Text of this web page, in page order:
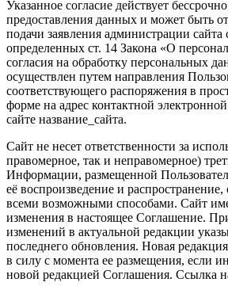
Указанное согласие действует
предоставления данных и может быть
подачи заявления администрации
определенных ст. 14 Закона «О
согласия на обработку персональных
осуществлен путем направления
соответствующего распоряжения в
форме на адрес контактной
сайте название_сайта.
Сайт не несет ответственности за
правомерное, так и неправомерное)
Информации, размещенной
её воспроизведение и
всеми возможными способами. Сайт
изменения в настоящее Соглашение.
изменений в актуальной редакции
последнего обновления. Новая
в силу с момента ее размещения, если
новой редакцией Соглашения. Ссылка